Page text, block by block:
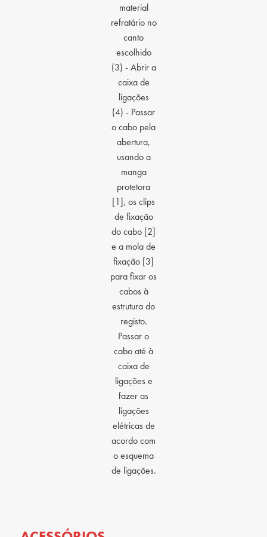
material
refratário no
canto
escolhido
(3) - Abrir a
caixa de
ligações
(4) - Passar
o cabo pela
abertura,
usando a
manga
protetora
[1], os clips
de fixação
do cabo [2]
e a mola de
fixação [3]
para fixar os
cabos à
estrutura do
registo.
Passar o
cabo até à
caixa de
ligações e
fazer as
ligações
elétricas de
acordo com
o esquema
de ligações.